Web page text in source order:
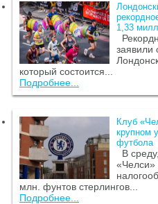
1,33
заявили
который состоится...
Подробнее...
Клуб
крупном
футбола
В
«Челси»
млн. фунтов стерлингов...
Подробнее...